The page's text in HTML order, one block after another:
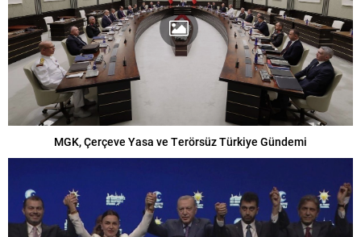
MGK, Çerçeve Yasa ve Terörsüz Türkiye Gündemi